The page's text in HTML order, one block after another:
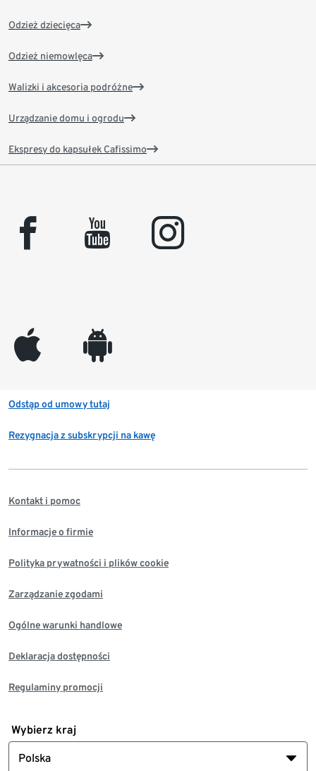
Odzież dziecięca
Odzież niemowlęca
Walizki i akcesoria podróżne
Urządzanie domu i ogrodu
Ekspresy do kapsułek Cafissimo
facebook youtube instagram
appleinc android
Odstąp od umowy tutaj
Rezygnacja z subskrypcji na kawę
Kontakt i pomoc
Informacje o firmie
Polityka prywatności i plików cookie
Zarządzanie zgodami
Ogólne warunki handlowe
Deklaracja dostępności
Regulaminy promocji
Wybierz kraj
Polska